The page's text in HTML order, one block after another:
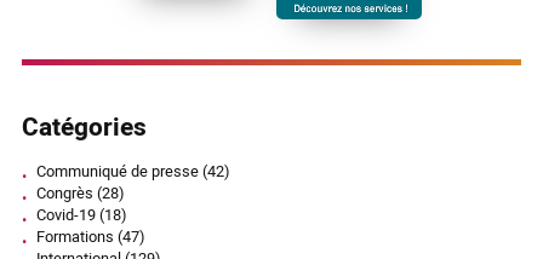
Catégories
Communiqué de presse(42)
Congrès (28)
Covid-19(18)
Formations (47)